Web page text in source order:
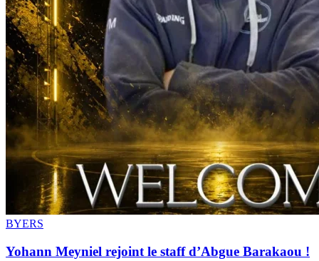
BYERS
Yohann Meyniel rejoint le staff d’Abgue Barakaou !